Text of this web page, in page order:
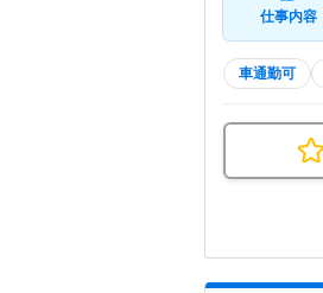
仕事内容
車通勤可